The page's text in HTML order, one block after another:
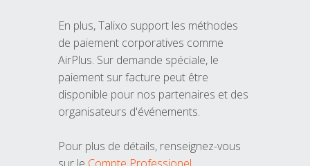
En plus, Talixo support les méthodes
de paiement corporatives comme
AirPlus. Sur demande spéciale, le
paiement sur facture peut être
disponible pour nos partenaires et des
organisateurs d'événements.
Pour plus de détails, renseignez-vous